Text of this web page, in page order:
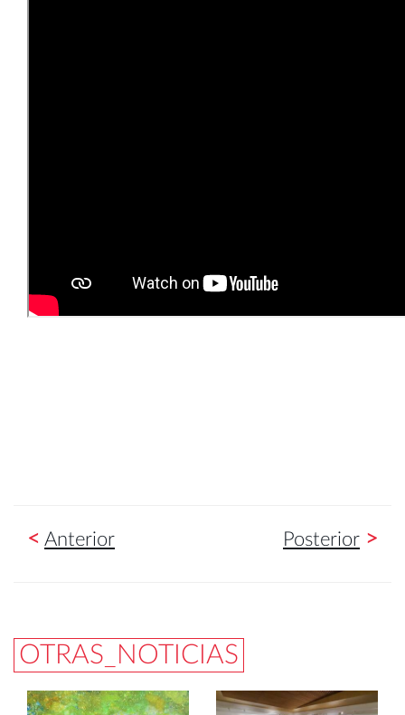
< Anterior Posterior >
OTRAS_NOTICIAS